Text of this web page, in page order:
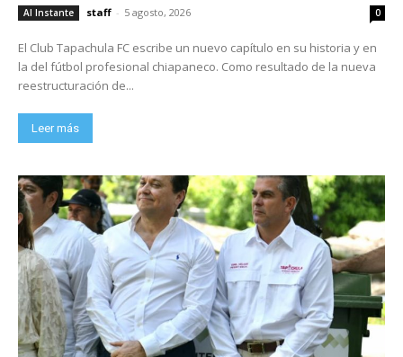
Al Instante staff - 5 agosto, 2026 0
El Club Tapachula FC escribe un nuevo capítulo en su historia y en
la del fútbol profesional chiapaneco. Como resultado de la nueva
reestructuración de...
Leer más